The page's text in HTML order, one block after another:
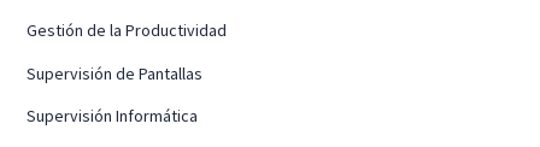
Gestión de la Productividad
Supervisión de Pantallas
Supervisión Informática